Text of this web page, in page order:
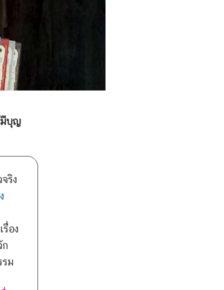
มีบุญ
ริง
อง
ม